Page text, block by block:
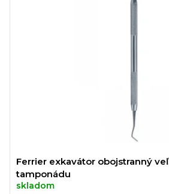
Ferrier exkavátor obojstranný
tamponádu
skladom